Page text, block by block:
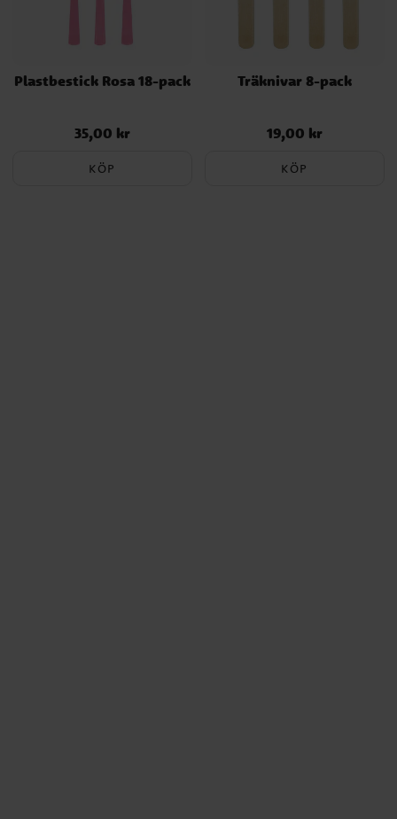
Plastbestick Rosa 18-pack
Pris:35,00 kr
35,00 kr
KÖP
Träknivar 8-pack
Pris:19,00 kr
19,00 kr
KÖP